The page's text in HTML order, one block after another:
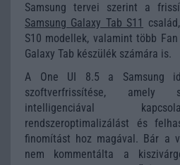
Samsung tervei szerint a
Samsung Galaxy Tab S11
S10 modellek, valamint több
Galaxy Tab készülék számára is.
A One UI 8.5 a Samsung
szoftverfrissítése, amely
intelligenciával
rendszeroptimalizálást és
finomítást hoz magával. Bár a
nem kommentálta a